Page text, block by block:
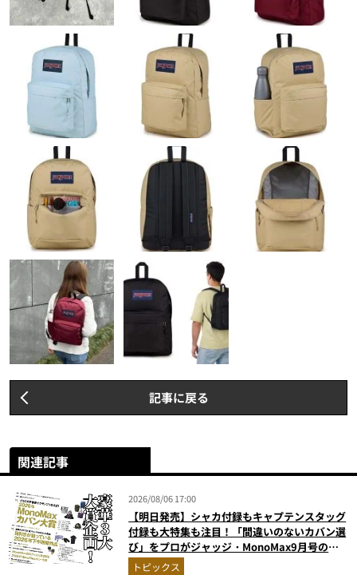
記事に戻る
関連記事
2026/08/06 17:00
【明日発売】シャカ付録もキャプテンスタッグ
付録も大特集も注目！「間違いのないカバン選
び」をプロがジャッジ・MonoMax9月号の目
次を公開
トピックス